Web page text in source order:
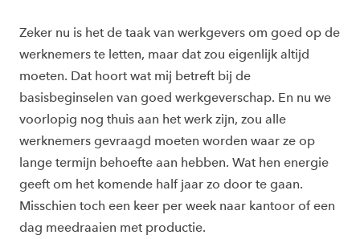
Zeker nu is het de taak van werkgevers om goed op de
werknemers te letten, maar dat zou eigenlijk altijd
moeten. Dat hoort wat mij betreft bij de
basisbeginselen van goed werkgeverschap. En nu we
voorlopig nog thuis aan het werk zijn, zou alle
werknemers gevraagd moeten worden waar ze op
lange termijn behoefte aan hebben. Wat hen energie
geeft om het komende half jaar zo door te gaan.
Misschien toch een keer per week naar kantoor of een
dag meedraaien met productie.